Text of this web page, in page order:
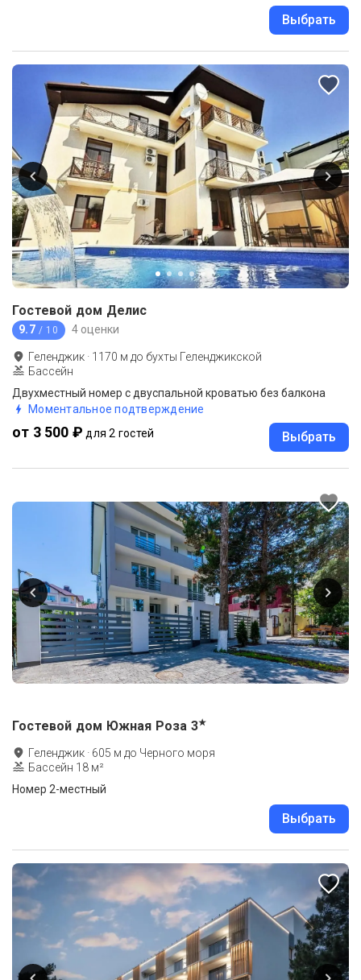
Выбрать
Гостевой дом Делис
9.7 / 10 4 оценки
Геленджик · 1170 м до бухты Геленджикской
Бассейн
Двухместный номер с двуспальной кроватью без балкона
Моментальное подтверждение
от 3 500 ₽ для 2 гостей Выбрать
Гостевой дом Южная Роза 3★
Геленджик · 605 м до Черного моря
Бассейн 18 м²
Номер 2-местный
Выбрать